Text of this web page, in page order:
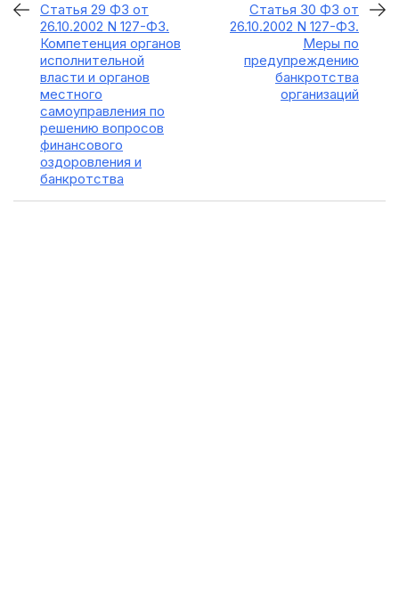
Статья 29 ФЗ от
26.10.2002 N 127-ФЗ.
Компетенция органов
исполнительной
власти и органов
местного
самоуправления по
решению вопросов
финансового
оздоровления и
банкротства
Статья 30 ФЗ от
26.10.2002 N 127-ФЗ.
Меры по
предупреждению
банкротства
организаций